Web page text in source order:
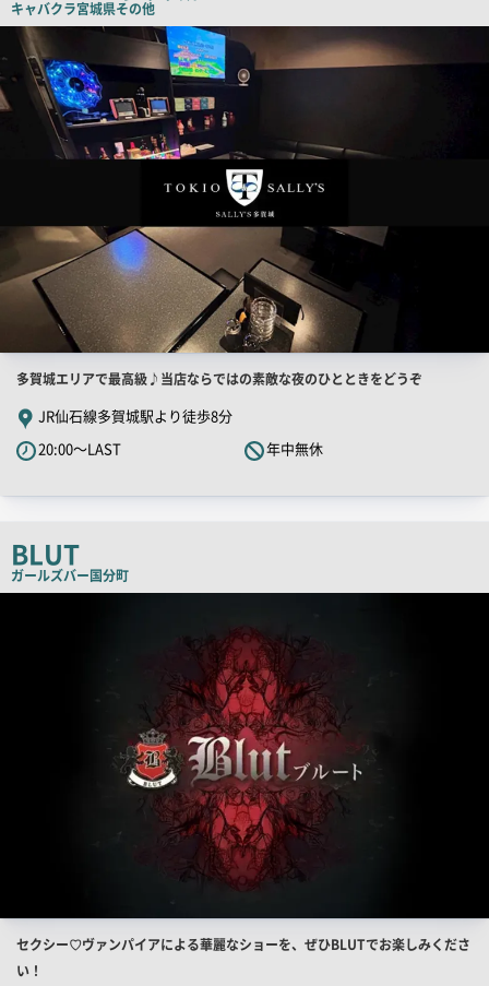
ピ
ー
キャバクラ宮城県その他
店
PR
画
像
店
舗
PR
キ
コ
ピ
多賀城エリアで最高級♪当店ならではの素敵な夜のひとときをどうぞ
JR仙石線多賀城駅より徒歩8分
20:00～LAST
年中無休
BLUT
ガールズバー国分町
店
店
舗
セクシー♡ヴァンパイアによる華麗なショーを、ぜひBLUTでお楽しみくださ
い！